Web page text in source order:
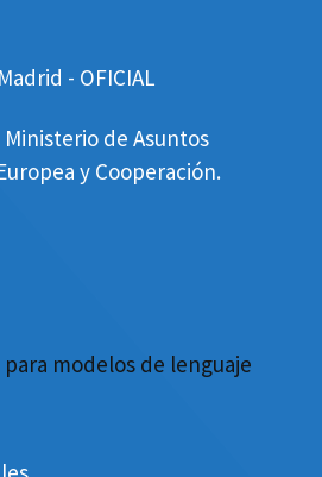
- OFICIAL
de Asuntos
y Cooperación.
modelos de lenguaje